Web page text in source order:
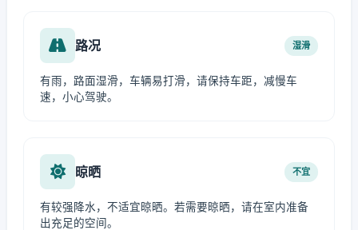
路况 湿滑
有雨，路面湿滑，车辆易打滑，请保持车距，减慢车
速，小心驾驶。
晾晒 不宜
有较强降水，不适宜晾晒。若需要晾晒，请在室内准备
出充足的空间。